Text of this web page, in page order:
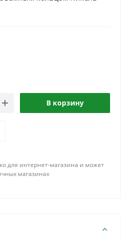
В корзину
для интернет-магазина и может
магазинах